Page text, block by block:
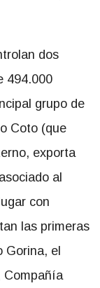
dos
494.000
grupo de
Coto (que
exporta
al
con
las primeras
Gorina, el
Compañía